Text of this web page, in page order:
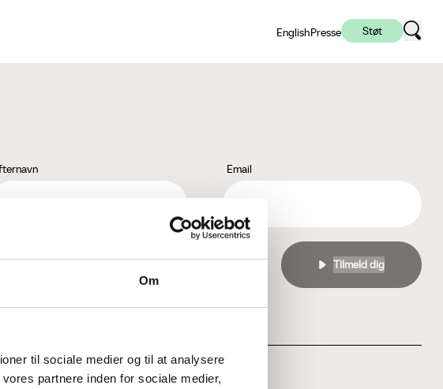
Om
til sociale medier og til at analysere
partnere inden for sociale medier,
EnglishPresse Støt
Email
i henhold tilprivatlivspolitikken